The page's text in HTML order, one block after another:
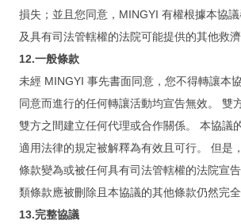
損失；並且您同意，MINGYI 有權根據本協
及具有司法管轄權的法院可能提供的其他救濟
12.一般條款
未經 MINGYI 事先書面同意，您不得轉讓本
同意而進行的任何轉讓活動均宣告無效。 雙
雙方之間建立任何代理或合作關係。 本協議
適用法律的規定被解釋為有效且可行。 但是
條款變為或被任何具有司法管轄權的法院宣
類條款應被刪除且本協議的其他條款仍然完全
13.完整協議